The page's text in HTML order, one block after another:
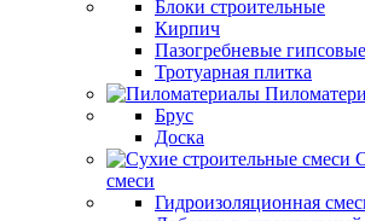
Блоки строительные
Кирпич
Пазогребневые
Тротуарная плитка
Брус
Доска
смеси
Гидроизоляционная